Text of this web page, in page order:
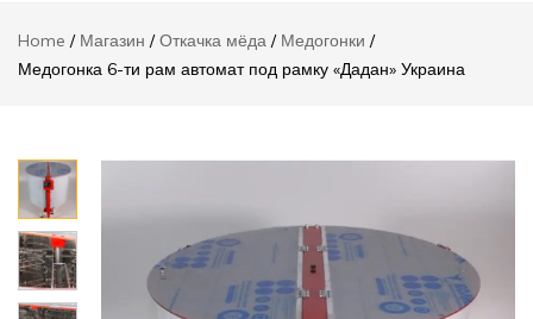
пчеловодства
Home
Магазин Откачка мёда
Медогонки
Медогонка 6-ти рам автомат под рамку «Дадан» Украина